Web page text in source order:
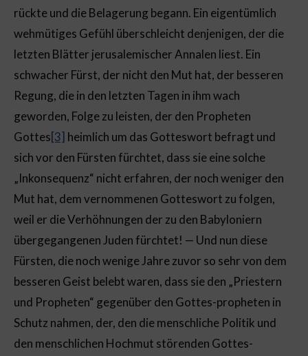
rückte und die Belagerung begann. Ein eigentümlich
wehmütiges Gefühl überschleicht denjenigen, der die
letzten Blätter jerusalemischer Annalen liest. Ein
schwacher Fürst, der nicht den Mut hat, der besseren
Regung, die in den letzten Tagen in ihm wach
geworden, Folge zu leisten, der den Propheten
Gottes[3] heimlich um das Gotteswort befragt und
sich vor den Fürsten fürchtet, dass sie eine solche
„Inkonsequenz“ nicht erfahren, der noch weniger den
Mut hat, dem vernommenen Gotteswort zu folgen,
weil er die Verhöhnungen der zu den Babyloniern
übergegangenen Juden fürchtet! — Und nun diese
Fürsten, die noch wenige Jahre zuvor so sehr von dem
besseren Geist belebt waren, dass sie den „Priestern
und Propheten“ gegenüber den Gottes-propheten in
Schutz nahmen, der, den die menschliche Politik und
den menschlichen Hochmut störenden Gottes-